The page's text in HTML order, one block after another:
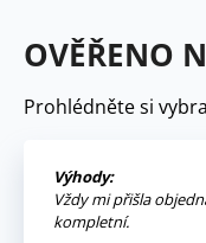
OVĚŘENO
Prohlédněte si
Výhody:
Vždy mi přišla
kompletní.